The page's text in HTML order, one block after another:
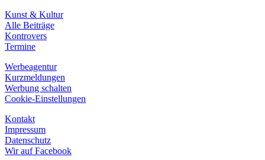
Kunst & Kultur
Alle Beiträge
Kontrovers
Termine
Werbeagentur
Kurzmeldungen
Werbung schalten
Cookie-Einstellungen
Kontakt
Impressum
Datenschutz
Wir auf Facebook